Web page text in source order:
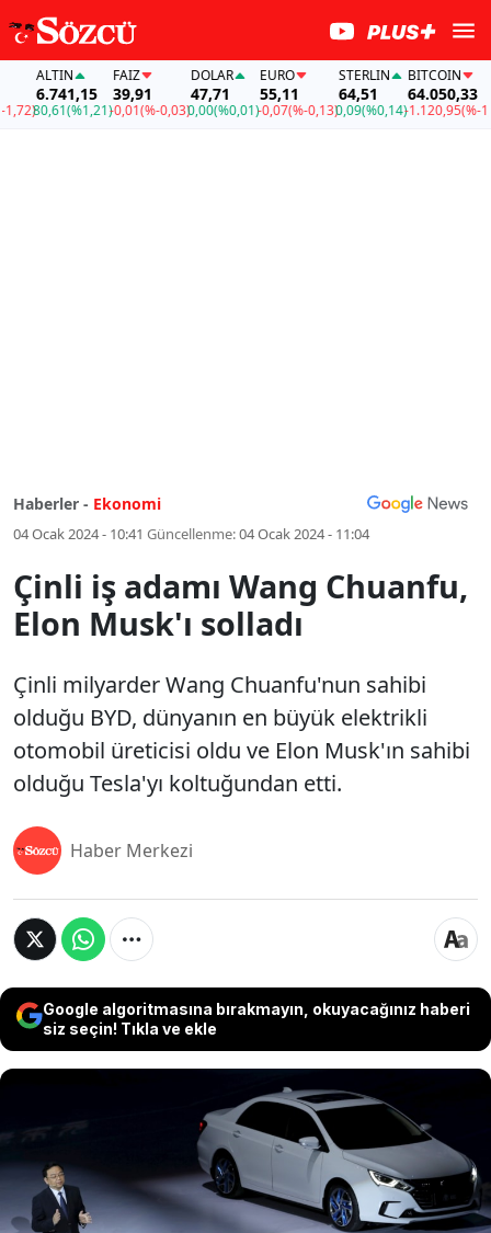
ALTIN
6.741,15
80,61(%1,21)
39,91
-0,01(%-0,03)
DOLAR
47,71
0,00(%0,01)
EURO
55,11
-0,07(%-0,13)
STERLIN
64,51
0,09(%0,14)
BITCOIN
64.050,33
-1.120,95(%-1,72)
Haberler - Ekonomi
04 Ocak 2024 - 10:41 Güncellenme:04 Ocak 2024 - 11:04
Çinli iş adamı Wang Chuanfu,
Elon Musk'ı solladı
Çinli milyarder Wang Chuanfu'nun sahibi
olduğu BYD, dünyanın en büyük elektrikli
otomobil üreticisi oldu ve Elon Musk'ın sahibi
olduğu Tesla'yı koltuğundan etti.
Haber Merkezi
Google algoritmasına bırakmayın, okuyacağınız haberi
siz seçin! Tıkla ve ekle
Çinli milyarder Wang Chuanfu'nun sahibi
olduğu BYD, dünyanın en büyük elektrikli
otomobil üreticisi oldu ve Elon Musk'ın